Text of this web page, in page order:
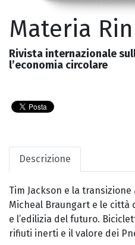
Materia
Rivista internazionale
l’economia circolare
Descrizione
Tim Jackson e la transizione
Micheal Braungart e le città
e l’edilizia del futuro.
rifiuti inerti e il valore dei